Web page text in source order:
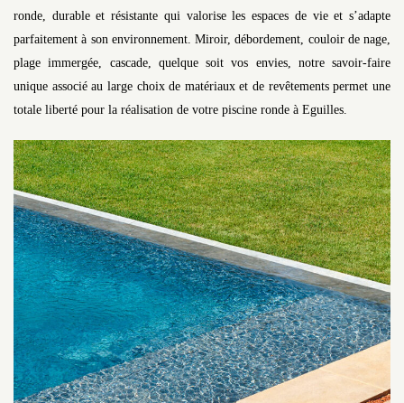
ronde, durable et résistante qui valorise les espaces de vie et s’adapte
parfaitement à son environnement. Miroir, débordement, couloir de nage,
plage immergée, cascade, quelque soit vos envies, notre savoir-faire
unique associé au large choix de matériaux et de revêtements permet une
totale liberté pour la réalisation de votre piscine ronde à Eguilles.